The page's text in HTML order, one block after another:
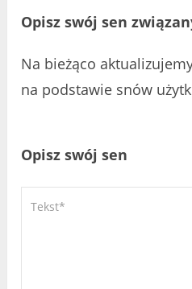
Opisz swój sen
Na bieżąco
na podstawie snów
Opisz swój sen